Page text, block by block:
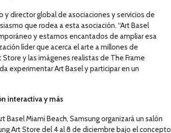
y director global de asociaciones y servicios de
que rodea a esta asociación. “Art Basel
y estamos encantados de ampliar esa
líder que acerca el arte a millones de
Store y las imágenes realistas de The Frame
experimentar Art Basel y participar en un
interactiva y más
Miami Beach, Samsung organizará un salón
Art Store del 4 al 8 de diciembre bajo el concepto